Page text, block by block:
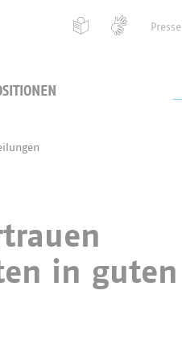
Presse
in guten